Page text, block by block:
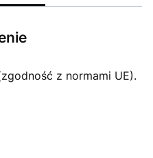
z normami UE).